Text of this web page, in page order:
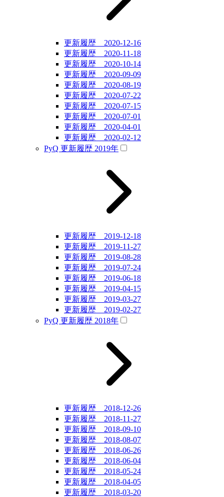
更新履歴 2020-12-16
更新履歴 2020-11-18
更新履歴 2020-10-14
更新履歴 2020-09-09
更新履歴 2020-08-19
更新履歴 2020-07-22
更新履歴 2020-07-15
更新履歴 2020-07-01
更新履歴 2020-04-01
更新履歴 2020-02-12
PyQ 更新履歴 2019年
更新履歴 2019-12-18
更新履歴 2019-11-27
更新履歴 2019-08-28
更新履歴 2019-07-24
更新履歴 2019-06-18
更新履歴 2019-04-15
更新履歴 2019-03-27
更新履歴 2019-02-27
PyQ 更新履歴 2018年
更新履歴 2018-12-26
更新履歴 2018-11-27
更新履歴 2018-09-10
更新履歴 2018-08-07
更新履歴 2018-06-26
更新履歴 2018-06-04
更新履歴 2018-05-24
更新履歴 2018-04-05
更新履歴 2018-03-20